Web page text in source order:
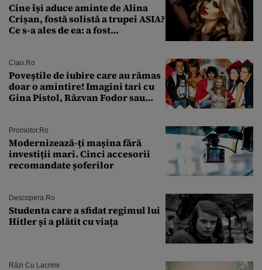
Cine își aduce aminte de Alina
Crișan, fostă solistă a trupei ASIA?
Ce s-a ales de ea: a fost
Ciao.ro
Poveştile de iubire care au rămas
doar o amintire! Imagini tari cu
Gina Pistol, Răzvan Fodor sau
Promotor.ro
Modernizează-ți mașina fără
investiții mari. Cinci accesorii
recomandate șoferilor
Descopera.ro
Studenta care a sfidat regimul lui
Hitler și a plătit cu viața
Râzi Cu Lacrimi